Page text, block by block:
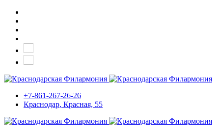
+7-861-267-26-26
Краснодар, Красная, 55